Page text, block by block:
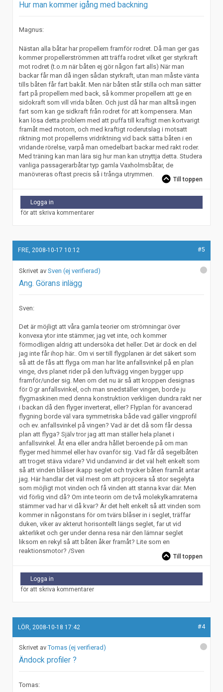
Hur man kommer igång med backning
Magnus:
Nästan alla båtar har propellern framför rodret. Då man ger gas
kommer propellerströmmen att träffa rodret vilket ger styrkraft
mot rodret (t.o.m när båten ej gör någon fart alls) När man
backar får man då ingen sådan styrkraft, utan man måste vänta
tills båten får fart bakåt. Men när båten står stilla och man sätter
fart på propellern med back, så kommer propellern att ge en
sidokraft som vill vrida båten. Och just då har man alltså ingen
fart som kan ge sidkraft från rodret för att kompensera. Man
kan lösa detta problem med att puffa till kraftigt men kortvarigt
framåt med motorn, och med kraftigt roderutslag i motsatt
riktning mot propellerns vridriktning vid back sätta båten i en
vridande rörelse, varpå man omedelbart backar med rakt roder.
Med träning kan man lära sig hur man kan utnyttja detta. Studera
vanliga passagerarbåtar typ gamla Vaxholmsbåtar, de
manövreras oftast precis så i trånga utrymmen.
Till toppen
Logga in
för att skriva kommentarer
FRE, 2008-10-17 10:12 #5
Sven (ej verifierad)
Ang. Görans inlägg
Sven:
Det är möjligt att våra gamla teorier om strömningar över
konvexa ytor inte stämmer, jag vet inte, och kommer
förmodligen aldrig att undersöka det heller. Det är dock en del
jag inte får ihop här.. Om vi ser till flygplanen är det säkert som
så att de fås att flyga om man har lite anfallsvinkel på en plan
vinge, dvs planet rider på den luftvägg vingen bygger upp
framför/under sig. Men om det nu är så att kroppen designas
för 0 gr anfallsvinkel, och man snedställer vingen, borde ju
flygmaskinen med denna konstruktion verkligen dundra rakt ner
i backan då den flyger inverterat, eller? Flyplan för avancerad
flygning borde väl vara symmetriska både vad gäller vingprofil
och ev. anfallsvinkel på vingen? Vad är det då som får dessa
plan att flyga? Själv tror jag att man ställer hela planet i
anfallsvinkel. Åt ena eller andra hållet beroende på om man
flyger med himmel eller hav ovanför sig. Vad får då segelbåten
att troget stäva vidare? Vid undanvind är det väl helt enkelt som
så att vinden blåser ikapp seglet och trycker båten framåt antar
jag. Här handlar det väl mest om att projicera så stor segelyta
som möjligt mot vinden och få vinden att stanna kvar där. Men
vid förlig vind då? Om inte teorin om de två molekylkamraterna
stämmer vad har vi då kvar? Är det helt enkelt så att vinden som
kommer in någonstans för om tvärs blåser in i seglet, träffar
duken, viker av akterut horisontellt längs seglet, far ut vid
akterliket och ger under denna resa när den lämnar seglet
liksom en rekyl så att båten åker framåt? Lite som en
reaktionsmotor? /Sven
Till toppen
Logga in
för att skriva kommentarer
LÖR, 2008-10-18 17:42 #4
Tomas (ej verifierad)
Ändock profiler ?
Tomas: